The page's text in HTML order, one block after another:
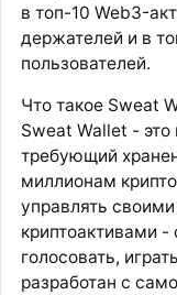
в топ-10 Web3-
держателей и в
пользователей.
Что такое Sweat
Sweat Wallet -
требующий
миллионам
управлять
криптоактивами -
голосовать,
разработан с